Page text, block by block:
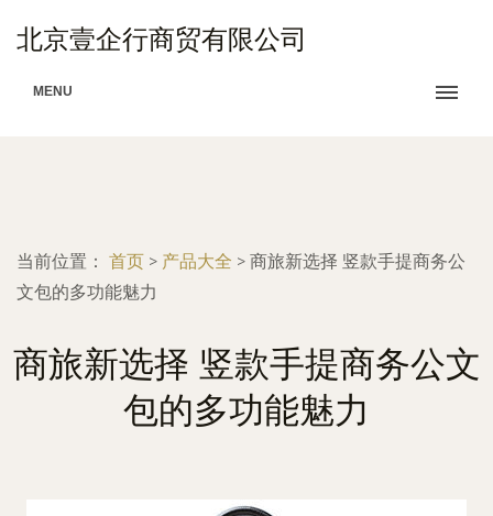
北京壹企行商贸有限公司
MENU
当前位置： 首页 > 产品大全 > 商旅新选择 竖款手提商务公
文包的多功能魅力
商旅新选择 竖款手提商务公文
包的多功能魅力